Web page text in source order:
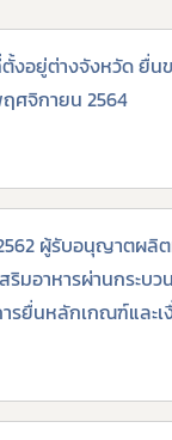
ตั้งอยู่ต่างจังหวัด ยื่
ศจิกายน 2564
ผู้รับอนุญาตผลิ
มอาหารผ่านกระบว
รยื่นหลักเกณฑ์และเ